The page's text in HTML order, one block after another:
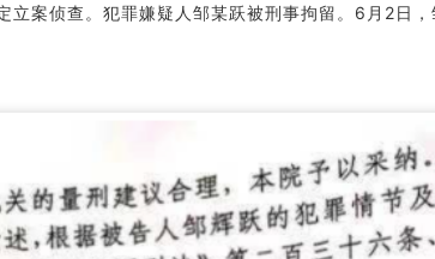
案侦查。犯罪嫌疑人邹某跃被刑事拘留。6月2日，